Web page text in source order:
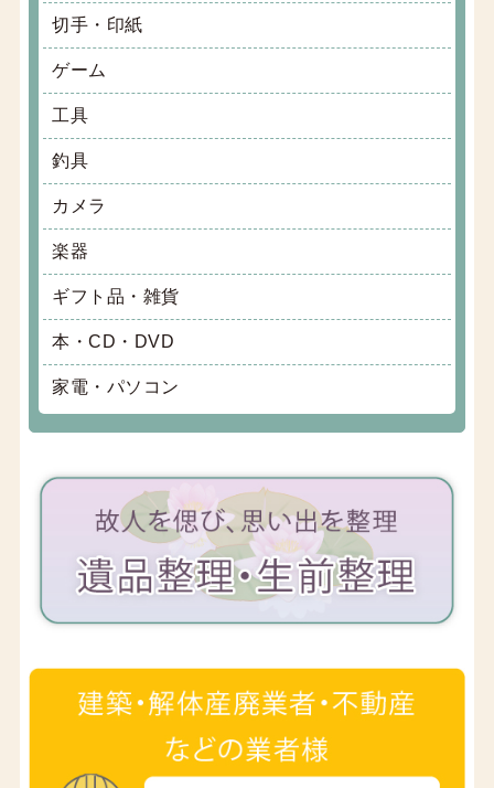
切手・印紙
ゲーム
工具
釣具
カメラ
楽器
ギフト品・雑貨
本・CD・DVD
家電・パソコン